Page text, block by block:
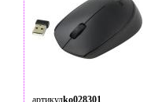
артикулko028301